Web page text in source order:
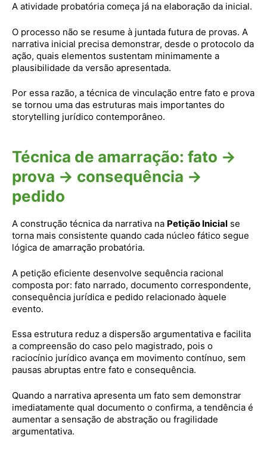
A atividade probatória começa já na elaboração da inicial.
O processo não se resume à juntada futura de provas. A
narrativa inicial precisa demonstrar, desde o protocolo da
ação, quais elementos sustentam minimamente a
plausibilidade da versão apresentada.
Por essa razão, a técnica de vinculação entre fato e prova
se tornou uma das estruturas mais importantes do
storytelling jurídico contemporâneo.
Técnica de amarração: fato →
prova → consequência →
pedido
A construção técnica da narrativa na Petição Inicial se
torna mais consistente quando cada núcleo fático segue
lógica de amarração probatória.
A petição eficiente desenvolve sequência racional
composta por: fato narrado, documento correspondente,
consequência jurídica e pedido relacionado àquele
evento.
Essa estrutura reduz a dispersão argumentativa e facilita
a compreensão do caso pelo magistrado, pois o
raciocínio jurídico avança em movimento contínuo, sem
pausas abruptas entre fato e consequência.
Quando a narrativa apresenta um fato sem demonstrar
imediatamente qual documento o confirma, a tendência é
aumentar a sensação de abstração ou fragilidade
argumentativa.